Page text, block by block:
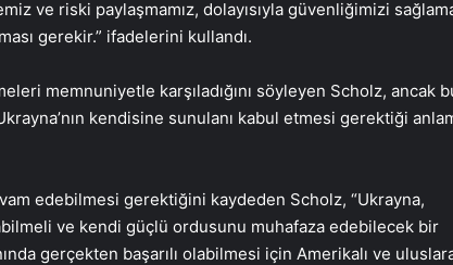
ve riski paylaşmamız, dolayısıyla güvenliğimizi
gerekir.” ifadelerini kullandı.
memnuniyetle karşıladığını söyleyen Scholz, ancak
kendisine sunulanı kabul etmesi gerektiği
edebilmesi gerektiğini kaydeden Scholz, “Ukrayna,
ve kendi güçlü ordusunu muhafaza edebilecek bir
gerçekten başarılı olabilmesi için Amerikalı ve